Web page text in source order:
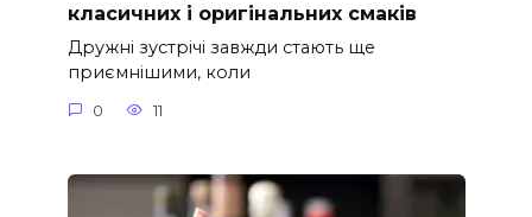
класичних і оригінальних смаків
Дружні зустрічі завжди стають ще
приємнішими, коли
0 11